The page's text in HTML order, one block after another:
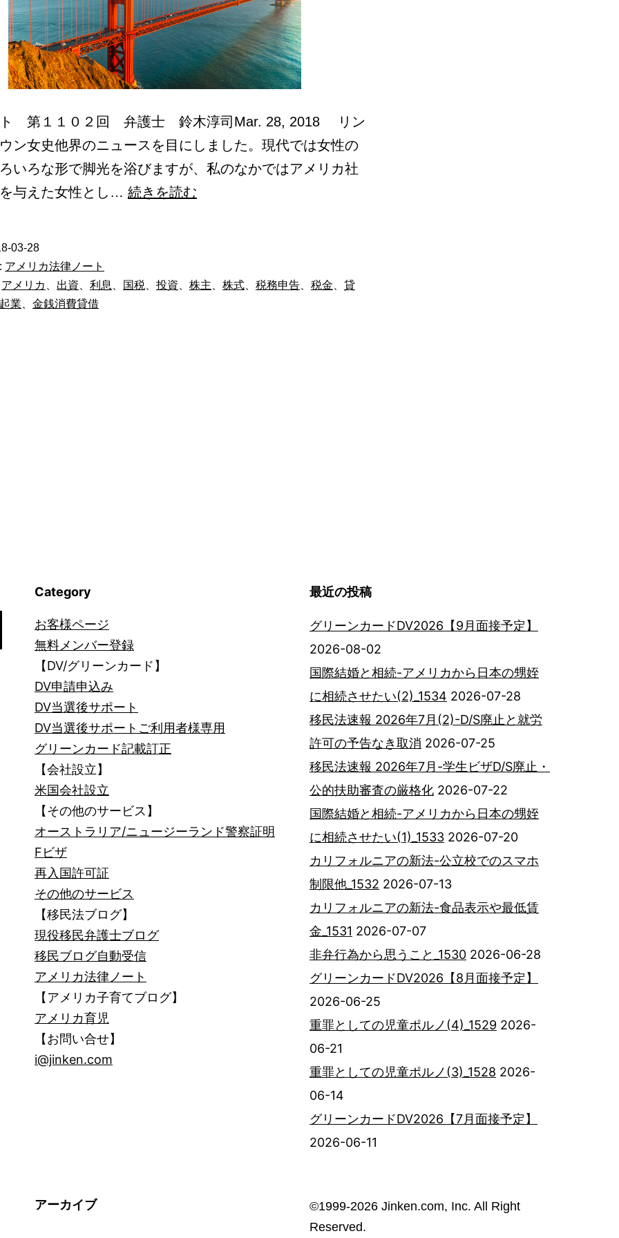
ト 第１１０２回 弁護士 鈴木淳司Mar. 28, 2018 リン
ン女史他界のニュースを目にしました。現代では女性の
いろな形で脚光を浴びますが、私のなかではアメリカ社
与えた女性とし… 続きを読む
社
03-28
アメリカ法律ノート
アメリカ 出資 利息 国税 投資 株主 株式 税務申告 税金
貸
起業
金銭消費貸借
Category
お客様ページ
無料メンバー登録
【DV/グリーンカード】
DV申請申込み
DV当選後サポート
DV当選後サポートご利用者様専用
グリーンカード記載訂正
【会社設立】
米国会社設立
【その他のサービス】
オーストラリア/ニュージーランド警察証明
Fビザ
再入国許可証
その他のサービス
【移民法ブログ】
現役移民弁護士ブログ
移民ブログ自動受信
アメリカ法律ノート
【アメリカ子育てブログ】
アメリカ育児
【お問い合せ】
i@jinken.com
最近の投稿
グリーンカードDV2026【9月面接予定】
2026-08-02
国際結婚と相続-アメリカから日本の甥姪
に相続させたい(2)_1534 2026-07-28
移民法速報 2026年7月(2)-D/S廃止と就労
許可の予告なき取消 2026-07-25
移民法速報 2026年7月-学生ビザD/S廃止・
公的扶助審査の厳格化 2026-07-22
国際結婚と相続-アメリカから日本の甥姪
に相続させたい(1)_1533 2026-07-20
カリフォルニアの新法-公立校でのスマホ
制限他_1532 2026-07-13
カリフォルニアの新法-食品表示や最低賃
金_1531 2026-07-07
非弁行為から思うこと_1530 2026-06-28
グリーンカードDV2026【8月面接予定】
2026-06-25
重罪としての児童ポルノ(4)_1529 2026-
06-21
重罪としての児童ポルノ(3)_1528 2026-
06-14
グリーンカードDV2026【7月面接予定】
2026-06-11
アーカイブ
©︎1999-2026 Jinken.com, Inc. All Right
Reserved.